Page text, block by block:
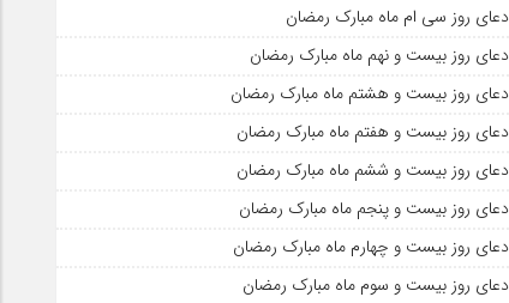
دعای روز سی ام ماه مبارک رمضان
دعای روز بیست و نهم ماه مبارک رمضان
دعای روز بیست و هشتم ماه مبارک رمضان
دعای روز بیست و هفتم ماه مبارک رمضان
دعای روز بیست و ششم ماه مبارک رمضان
دعای روز بیست و پنجم ماه مبارک رمضان
دعای روز بیست و چهارم ماه مبارک رمضان
دعای روز بیست و سوم ماه مبارک رمضان